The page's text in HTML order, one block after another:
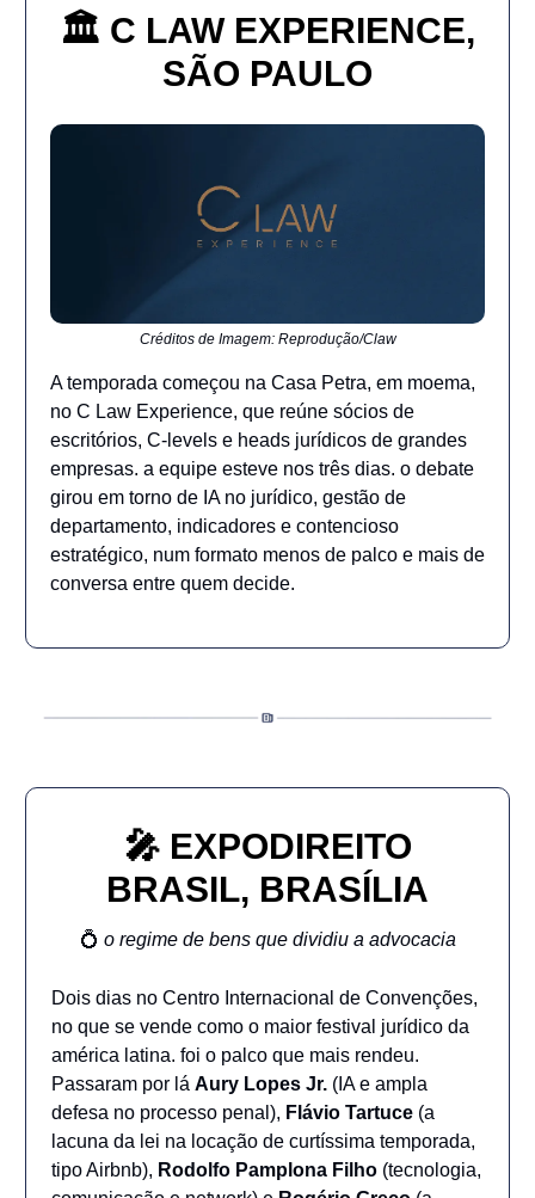
🏛️ C LAW EXPERIENCE,
SÃO PAULO
Créditos de Imagem: Reprodução/Claw
A temporada começou na Casa Petra, em moema,
no C Law Experience, que reúne sócios de
escritórios, C-levels e heads jurídicos de grandes
empresas. a equipe esteve nos três dias. o debate
girou em torno de IA no jurídico, gestão de
departamento, indicadores e contencioso
estratégico, num formato menos de palco e mais de
conversa entre quem decide.
🎤EXPODIREITO
BRASIL, BRASÍLIA
💍 o regime de bens que dividiu a advocacia
Dois dias no Centro Internacional de Convenções,
no que se vende como o maior festival jurídico da
américa latina. foi o palco que mais rendeu.
Passaram por lá Aury Lopes Jr. (IA e ampla
defesa no processo penal), Flávio Tartuce (a
lacuna da lei na locação de curtíssima temporada,
tipo Airbnb), Rodolfo Pamplona Filho (tecnologia,